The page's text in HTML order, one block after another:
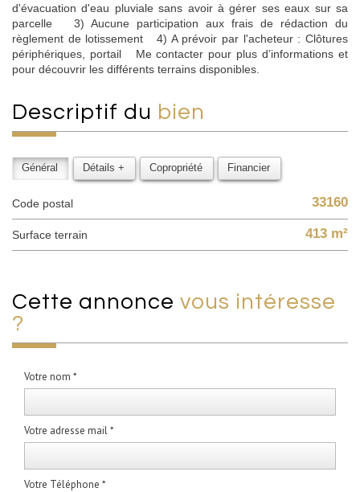
d'évacuation d'eau pluviale sans avoir à gérer ses eaux sur sa
parcelle 3) Aucune participation aux frais de rédaction du
règlement de lotissement 4) A prévoir par l'acheteur : Clôtures
périphériques, portail Me contacter pour plus d’informations et
pour découvrir les différents terrains disponibles.
descriptif du bien
Général Détails + Copropriété Financier
Code postal 33160
surface terrain 413 m²
cette annonce vous intéresse
?
Votre nom *
Votre adresse mail *
Votre Téléphone *